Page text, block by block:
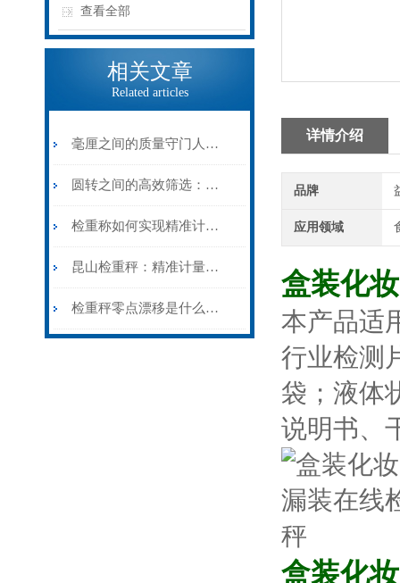
查看全部
相关文章
Related articles
毫厘之间的质量守门人：检重称的动态计量原理与产线实践
圆转之间的高效筛选：滚筒检重秤的结构逻辑与特殊场景应用
检重称如何实现精准计量？
昆山检重秤：精准计量的守护者
检重秤零点漂移是什么原因?遇到检重秤零点漂移如何处理?
详情介绍
品牌
应用领域
盒装化
本产品适
行业检测
袋；液体
说明书、
盒装化